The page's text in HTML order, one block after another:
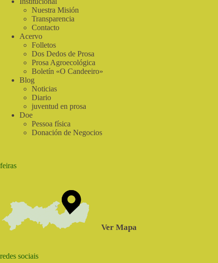
Nuestra Misión
Transparencia
Contacto
Acervo
Folletos
Dos Dedos de Prosa
Prosa Agroecológica
Boletín «O Candeeiro»
Blog
Noticias
Diario
juventud en prosa
Doe
Pessoa física
Donación de Negocios
feiras
Ver Mapa
redes sociais